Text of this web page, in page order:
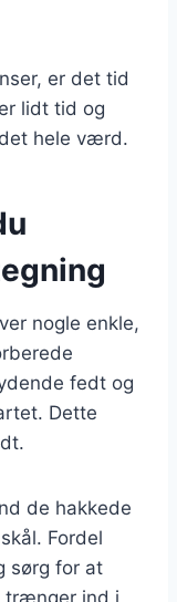
er det tid
lidt tid og
hele værd.
nogle enkle,
fedt og
Dette
de hakkede
Fordel
sørg for at
trænger ind i